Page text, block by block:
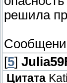
решила
[5]
Цитата